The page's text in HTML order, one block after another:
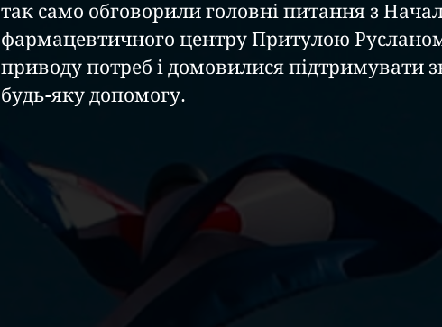
так само обговорили головні питання з
фармацевтичного центру Притулою
приводу потреб і домовилися підтримувати
будь-яку допомогу.